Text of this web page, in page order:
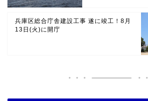
兵庫区総合庁舎建設工事 遂に竣工！8月
13日(火)に開庁